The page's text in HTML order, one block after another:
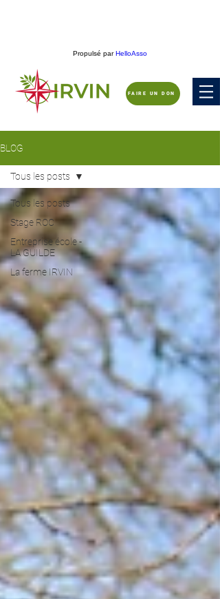
Propulsé parHelloAsso
FAIRE UN DON
BLOG
Tous les posts
Stage ROC
Entreprise école -
LA GUILDE
La ferme IRVIN
Tous les posts